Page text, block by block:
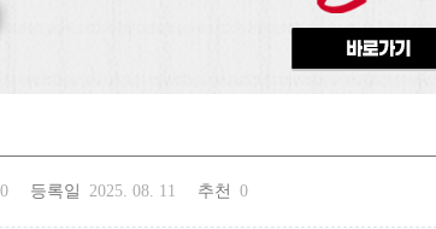
등록일 2025. 08. 11 추천 0